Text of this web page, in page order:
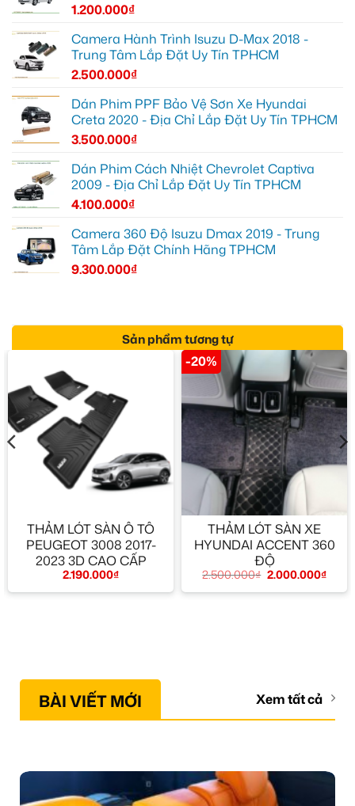
1.200.000₫
Camera Hành Trình Isuzu D-Max 2018 -
Trung Tâm Lắp Đặt Uy Tín TPHCM
2.500.000₫
Dán Phim PPF Bảo Vệ Sơn Xe Hyundai
Creta 2020 - Địa Chỉ Lắp Đặt Uy Tín TPHCM
3.500.000₫
Dán Phim Cách Nhiệt Chevrolet Captiva
2009 - Địa Chỉ Lắp Đặt Uy Tín TPHCM
4.100.000₫
Camera 360 Độ Isuzu Dmax 2019 - Trung
Tâm Lắp Đặt Chính Hãng TPHCM
9.300.000₫
Sản phẩm tương tự
THẢM LÓT SÀN Ô TÔ
PEUGEOT 3008 2017-
2023 3D CAO CẤP
2.190.000₫
-20%
THẢM LÓT SÀN XE
HYUNDAI ACCENT 360
ĐỘ
2.500.000₫ 2.000.000₫
BÀI VIẾT MỚI Xem tất cả